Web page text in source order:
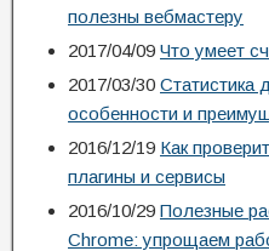
полезны вебмастеру
2017/04/09 Что умеет
2017/03/30 Статистика
особенности и
2016/12/19 Как
плагины и сервисы
2016/10/29 Полезные
Chrome: упрощаем